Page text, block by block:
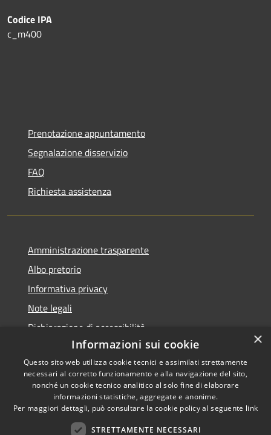
Codice IPA
c_m400
Prenotazione appuntamento
Segnalazione disservizio
FAQ
Richiesta assistenza
Amministrazione trasparente
Albo pretorio
Informativa privacy
Note legali
Dichiarazione di accessibilità
Accessibilità
Privacy
Copyright ©
Comune di Fiumicello Villa
×
Informazioni sui cookie
Questo sito web utilizza cookie tecnici e assimilati strettamente
necessari al corretto funzionamento e alla navigazione del sito,
nonché un cookie tecnico analitico al solo fine di elaborare
informazioni statistiche, aggregate e anonime.
Per maggiori dettagli, può consultare la cookie policy al seguente link
STRETTAMENTE NECESSARI